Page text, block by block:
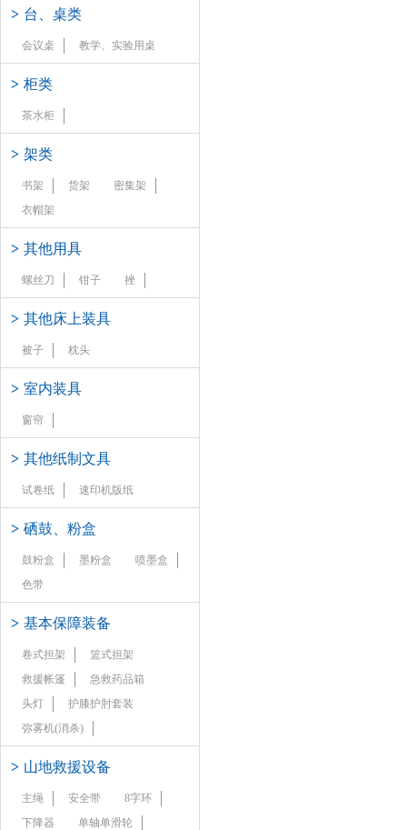
> 台、桌类
会议桌 教学、实验用桌
> 柜类
茶水柜
> 架类
书架 货架
密集架
衣帽架
> 其他用具
螺丝刀 钳子 挫
> 其他床上装具
被子 枕头
> 室内装具
窗帘
> 其他纸制文具
试卷纸 速印机版纸
> 硒鼓、粉盒
鼓粉盒 墨粉盒
喷墨盒
色带
> 基本保障装备
卷式担架
篮式担架
救援帐篷
急救药品箱
头灯
护膝护肘套装
弥雾机(消杀)
> 山地救援设备
主绳 安全带
8字环
下降器
单轴单滑轮